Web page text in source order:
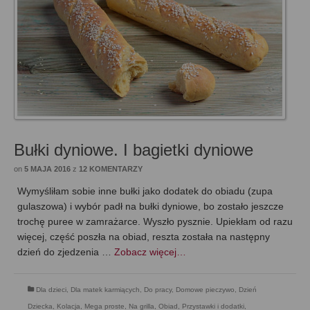
Bułki dyniowe. I bagietki dyniowe
on 5 MAJA 2016 z 12 KOMENTARZY
Wymyśliłam sobie inne bułki jako dodatek do obiadu (zupa
gulaszowa) i wybór padł na bułki dyniowe, bo zostało jeszcze
trochę puree w zamrażarce. Wyszło pysznie. Upiekłam od razu
więcej, część poszła na obiad, reszta została na następny
dzień do zjedzenia … Zobacz więcej…
Dla dzieci Dla matek karmiących Do pracy, Domowe pieczywo Dzień
Dziecka Kolacja Mega proste Na grilla Obiad Przystawki i dodatki